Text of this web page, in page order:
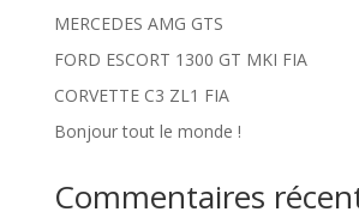
MERCEDES AMG GTS
FORD ESCORT 1300 GT MKI FIA
CORVETTE C3 ZL1 FIA
Bonjour tout le monde !
Commentaires